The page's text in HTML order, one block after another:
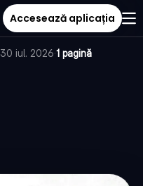
Accesează aplicația
30 iul. 2026·1 pagină